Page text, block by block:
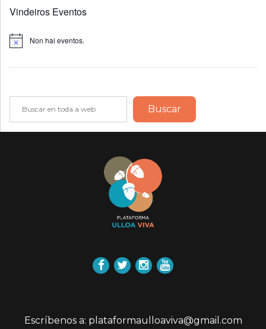
Vindeiros Eventos
Notice Non hai eventos.
Buscar
Escríbenos a: plataformaulloaviva@gmail.com